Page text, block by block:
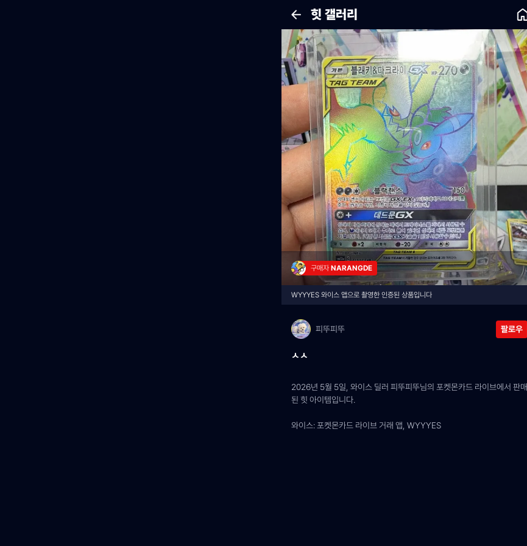
힛 갤러리
구매자 NARANGDE
WYYYES 와이스 앱으로 촬영한 인증된 상품입니다
피뚜피뚜 팔로우
ㅅㅅ
2026년 5월 5일, 와이스 딜러 피뚜피뚜님의 포켓몬카드 라이브에서 판매
된 힛 아이템입니다.
와이스: 포켓몬카드 라이브 거래 앱, WYYYES